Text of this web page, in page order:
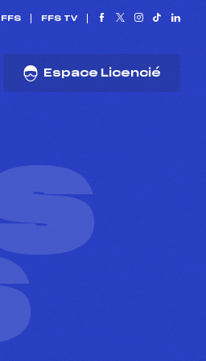
FFS TV
Espace Licencié